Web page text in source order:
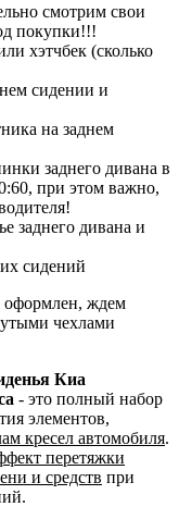
смотрим свои
покупки!!!
хэтчбек (сколько
сидении и
на заднем
заднего дивана в
при этом важно,
заднего дивана и
сидений
оформлен, ждем
чехлами
Киа
- это полный набор
элементов,
кресел автомобиля.
перетяжки
и средств при